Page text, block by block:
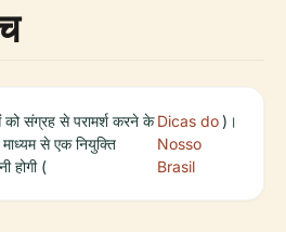
को संग्रह से परामर्श करने के
से एक नियुक्ति
होगी (
Dicas do
Nosso
Brasil
)।